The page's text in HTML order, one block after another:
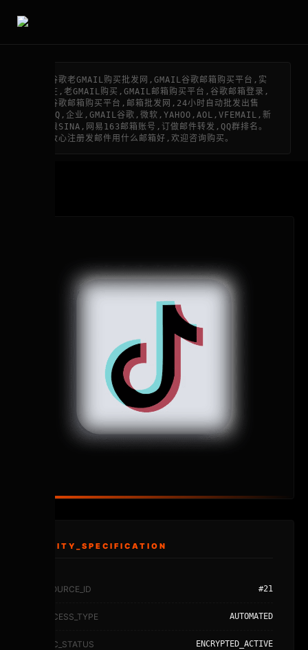
谷歌老GMAIL购买批发网,GMAIL谷歌邮箱购买平台,实
在,老GMAIL购买,GMAIL邮箱购买平台,谷歌邮箱登录,
谷歌邮箱购买平台,邮箱批发网,24小时自动批发出售
QQ,企业,GMAIL谷歌,微软,YAHOO,AOL,VFEMAIL,新
浪SINA,网易163邮箱账号,订做邮件转发,QQ群排名。
收心注册发邮件用什么邮箱好,欢迎咨询购买。
ENTITY_SPECIFICATION
RESOURCE_ID #21
PROCESS_TYPE AUTOMATED
SYNC_STATUS ENCRYPTED_ACTIVE